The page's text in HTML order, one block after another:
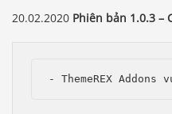
20.02.2020 Phiên bản 1.0.3 –
- ThemeREX